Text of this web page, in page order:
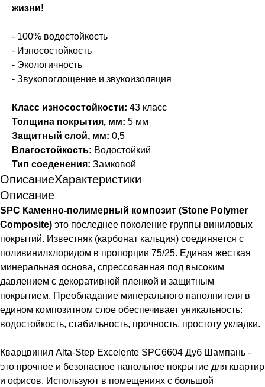
жизни!
- 100% водостойкость
- Износостойкость
- Экологичность
- Звукопоглощение и звукоизоляция
Класс износостойкости: 43 класс
Толщина покрытия, мм: 5 мм
Защитный слой, мм: 0,5
Влагостойкость: Водостойкий
Тип соеденения: Замковой
ОписаниеХарактеристики
Описание
SPC Каменно-полимерный композит (Stone Polymer
Composite) это последнее поколение группы виниловых
покрытий. Известняк (карбонат кальция) соединяется с
поливинилхлоридом в пропорции 75/25. Единая жесткая
минеральная основа, спрессованная под высоким
давлением с декоративной пленкой и защитным
покрытием. Преобладание минерального наполнителя в
едином композитном слое обеспечивает уникальность:
водостойкость, стабильность, прочность, простоту укладки.
Кварцвинил Alta-Step Excelente SPC6604 Дуб Шампань -
это прочное и безопасное напольное покрытие для квартир
и офисов. Используют в помещениях с большой